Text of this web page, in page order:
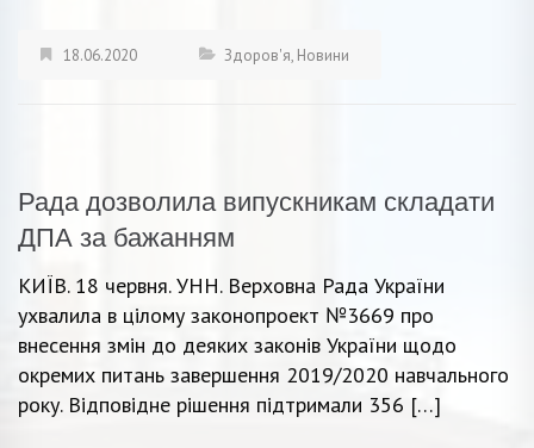
18.06.2020 Здоров'я, Новини
Рада дозволила випускникам складати
ДПА за бажанням
КИЇВ. 18 червня. УНН. Верховна Рада України
ухвалила в цілому законопроект №3669 про
внесення змін до деяких законів України щодо
окремих питань завершення 2019/2020 навчального
року. Відповідне рішення підтримали 356 […]